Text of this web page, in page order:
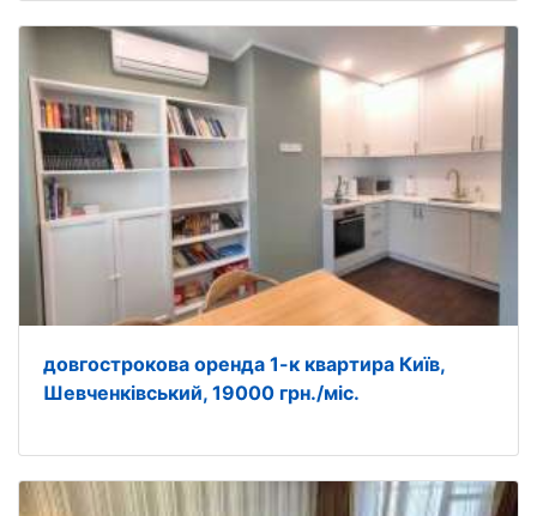
довгострокова оренда 1-к квартира Київ,
Шевченківський, 19000 грн./міс.